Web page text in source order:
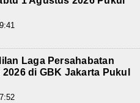
Laga Persahabatan
di GBK Jakarta Pukul